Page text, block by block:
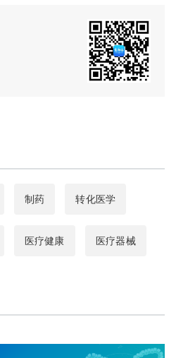
制药 转化医学
医疗健康 医疗器械